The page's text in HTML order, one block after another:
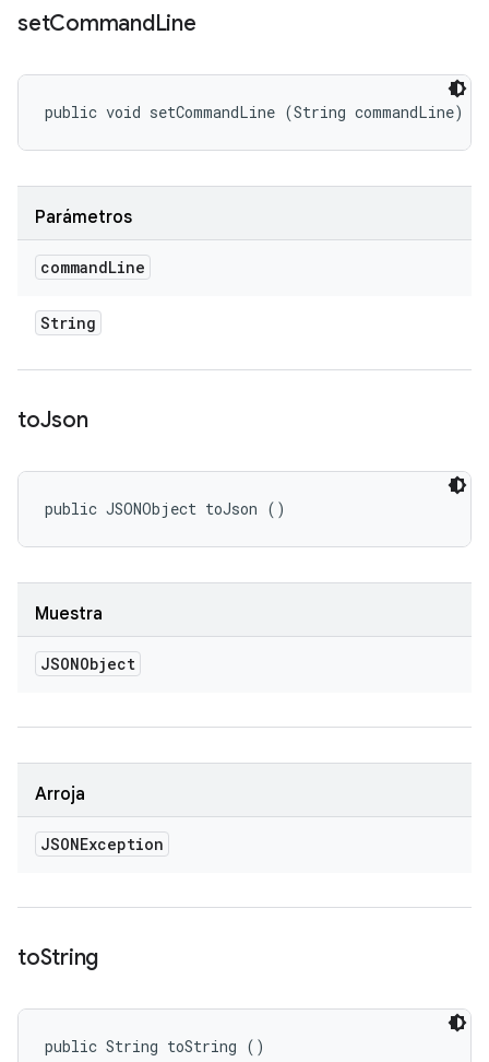
setCommandLine
public void setCommandLine (String commandLine)
Parámetros
commandLine
String
toJson
public JSONObject toJson ()
Muestra
JSONObject
Arroja
JSONException
toString
public String toString ()